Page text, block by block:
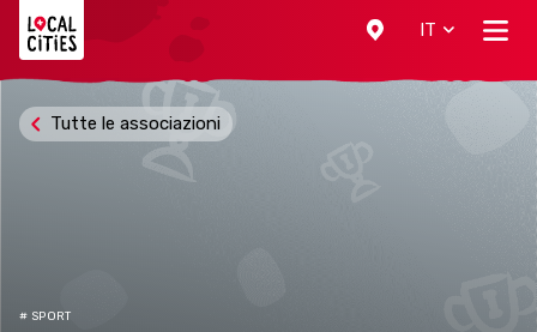
IT
# SPORT
Tutte le associazioni